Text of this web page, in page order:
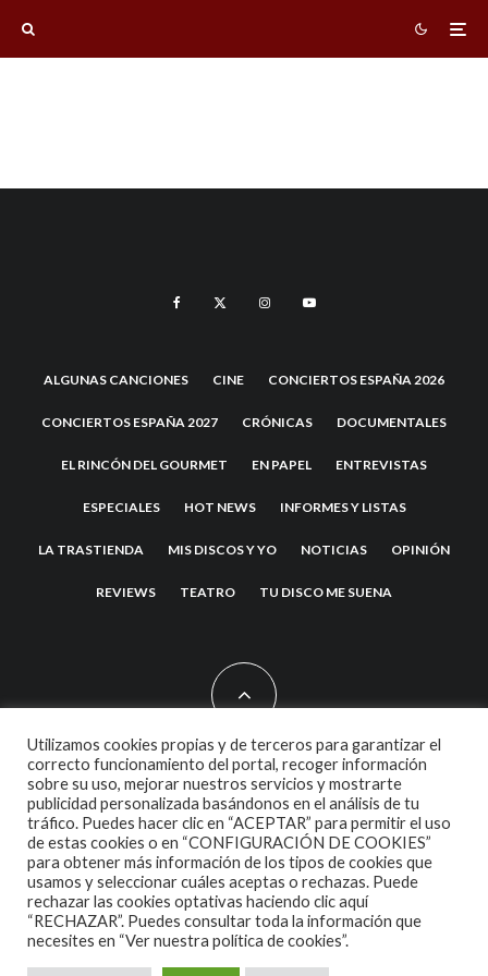
ALGUNAS CANCIONES CINE CONCIERTOS ESPAÑA 2026
CONCIERTOS ESPAÑA 2027 CRÓNICAS DOCUMENTALES
EL RINCÓN DEL GOURMET EN PAPEL ENTREVISTAS
ESPECIALES HOT NEWS INFORMES Y LISTAS
LA TRASTIENDA MIS DISCOS Y YO NOTICIAS OPINIÓN
REVIEWS TEATRO TU DISCO ME SUENA
2007 COPYRIGHT -CODETIPITHEME
Utilizamos cookies propias y de terceros para garantizar el
correcto funcionamiento del portal, recoger información
sobre su uso, mejorar nuestros servicios y mostrarte
publicidad personalizada basándonos en el análisis de tu
tráfico. Puedes hacer clic en “ACEPTAR” para permitir el uso
de estas cookies o en “CONFIGURACIÓN DE COOKIES”
para obtener más información de los tipos de cookies que
usamos y seleccionar cuáles aceptas o rechazas. Puede
rechazar las cookies optativas haciendo clic aquí
“RECHAZAR”. Puedes consultar toda la información que
necesites en “Ver nuestra política de cookies”.